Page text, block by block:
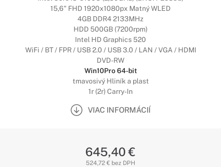
15,6" FHD 1920x1080px Matný WLED
4GB DDR4 2133MHz
HDD 500GB (7200rpm)
Intel HD Graphics 520
WiFi / BT / FPR / USB 2.0 / USB 3.0 / LAN / VGA / HDMI
DVD-RW
Win10Pro 64-bit
tmavosivý Hliník a plast
1r (2r) Carry-In
VIAC INFORMÁCIÍ
645,40 €
524,72 € bez DPH